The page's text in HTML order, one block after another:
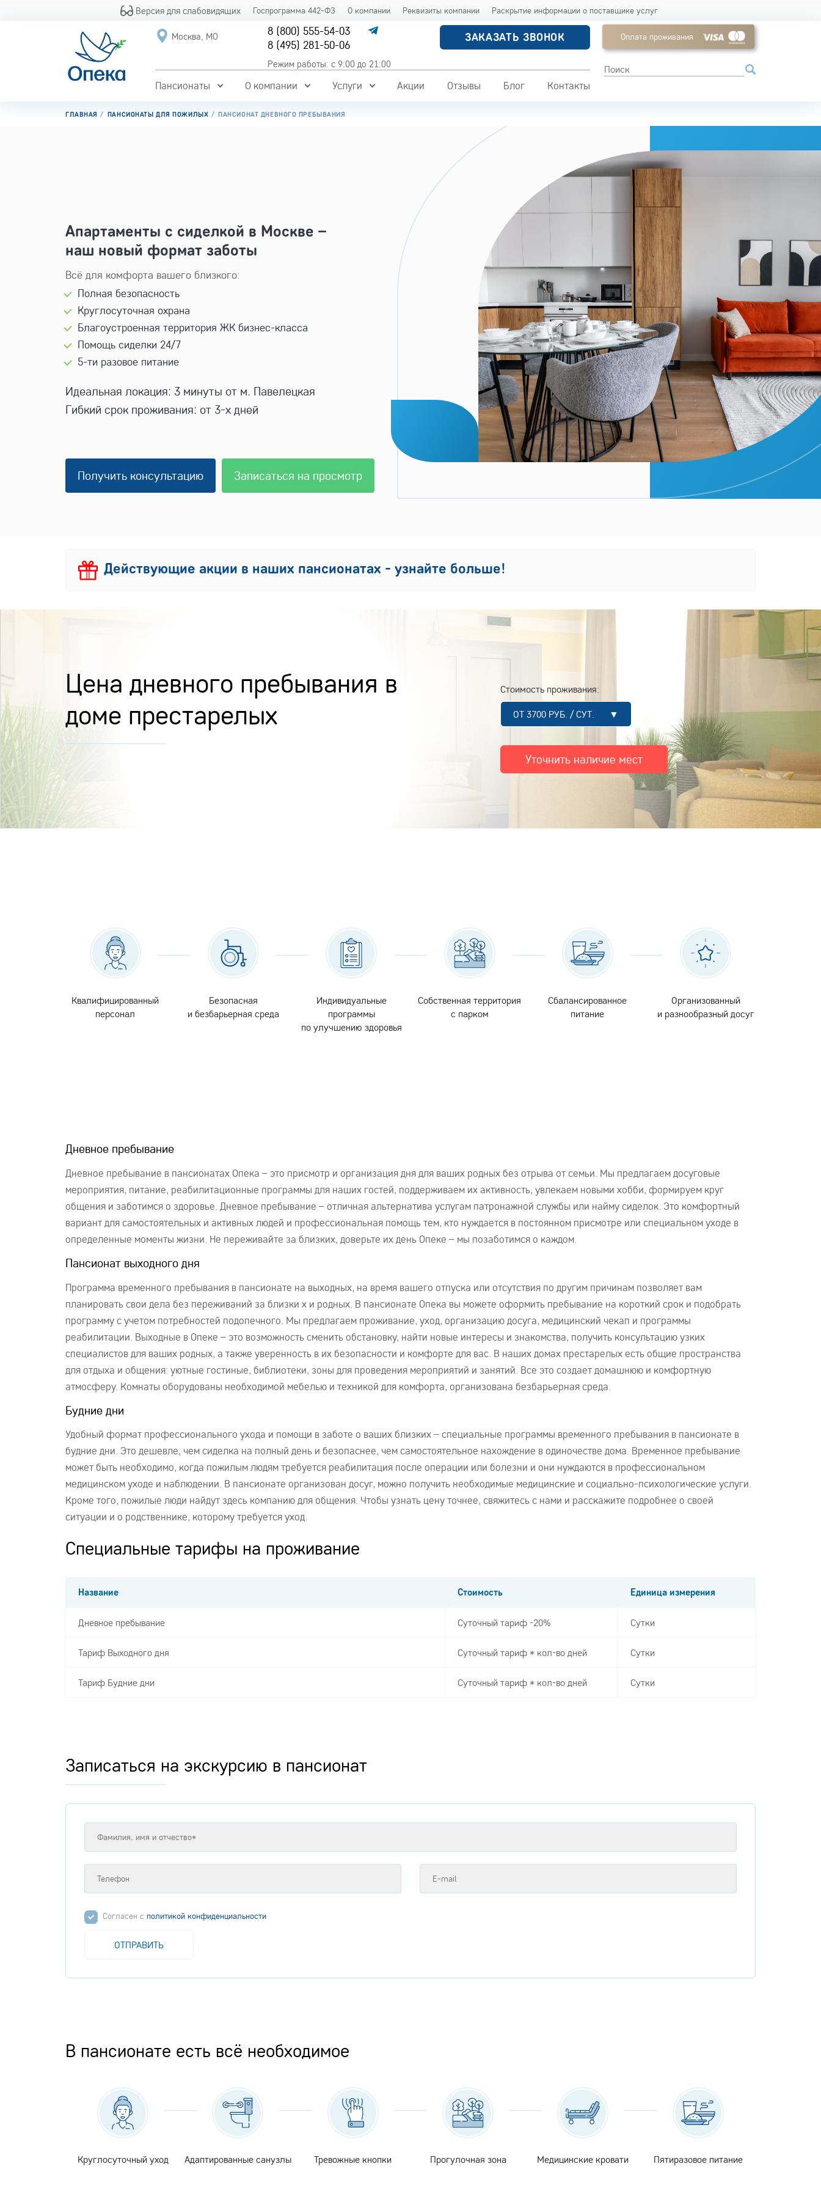
Версия для слабовидящих Госпрограмма 442-ФЗ О компании Реквизиты компании Раскрытие информации о поставщике услуг
Москва, МО
8 (800) 555-54-03
8 (495) 281-50-06
Режим работы: с 9:00 до 21:00
ЗАКАЗАТЬ ЗВОНОК
Пансионаты О компании Услуги Акции Отзывы Блог Контакты
Оплата проживания
ГЛАВНАЯ ПАНСИОНАТЫ ДЛЯ ПОЖИЛЫХ ПАНСИОНАТ ДНЕВНОГО ПРЕБЫВАНИЯ
Апартаменты с сиделкой в Москве –
наш новый формат заботы
Всё для комфорта вашего близкого:
Полная безопасность
Круглосуточная охрана
Благоустроенная территория ЖК бизнес-класса
Помощь сиделки 24/7
5-ти разовое питание
Идеальная локация: 3 минуты от м. Павелецкая
Гибкий срок проживания: от 3-х дней
Получить консультацию Записаться на просмотр
Действующие акции в наших пансионатах - узнайте больше!
Цена дневного пребывания в
доме престарелых
Стоимость проживания:
ОТ 3700 РУБ. / СУТ. ▼
Уточнить наличие мест
Квалифицированный
персонал
Безопасная
и безбарьерная среда
Индивидуальные
программы
по улучшению здоровья
Собственная территория
с парком
Сбалансированное
питание
Организованный
и разнообразный досуг
Дневное пребывание
Дневное пребывание в пансионатах Опека – это присмотр и организация дня для ваших родных без отрыва от семьи. Мы предлагаем досуговые
мероприятия, питание, реабилитационные программы для наших гостей, поддерживаем их активность, увлекаем новыми хобби, формируем круг
общения и заботимся о здоровье. Дневное пребывание – отличная альтернатива услугам патронажной службы или найму сиделок. Это комфортный
вариант для самостоятельных и активных людей и профессиональная помощь тем, кто нуждается в постоянном присмотре или специальном уходе в
определенные моменты жизни. Не переживайте за близких, доверьте их день Опеке – мы позаботимся о каждом.
Пансионат выходного дня
Программа временного пребывания в пансионате на выходных, на время вашего отпуска или отсутствия по другим причинам позволяет вам
планировать свои дела без переживаний за близки х и родных. В пансионате Опека вы можете оформить пребывание на короткий срок и подобрать
программу с учетом потребностей подопечного. Мы предлагаем проживание, уход, организацию досуга, медицинский чекап и программы
реабилитации. Выходные в Опеке – это возможность сменить обстановку, найти новые интересы и знакомства, получить консультацию узких
специалистов для ваших родных, а также уверенность в их безопасности и комфорте для вас. В наших домах престарелых есть общие пространства
для отдыха и общения: уютные гостиные, библиотеки, зоны для проведения мероприятий и занятий. Все это создает домашнюю и комфортную
атмосферу. Комнаты оборудованы необходимой мебелью и техникой для комфорта, организована безбарьерная среда.
Будние дни
Удобный формат профессионального ухода и помощи в заботе о ваших близких – специальные программы временного пребывания в пансионате в
будние дни. Это дешевле, чем сиделка на полный день и безопаснее, чем самостоятельное нахождение в одиночестве дома. Временное пребывание
может быть необходимо, когда пожилым людям требуется реабилитация после операции или болезни и они нуждаются в профессиональном
медицинском уходе и наблюдении. В пансионате организован досуг, можно получить необходимые медицинские и социально-психологические услуги.
Кроме того, пожилые люди найдут здесь компанию для общения. Чтобы узнать цену точнее, свяжитесь с нами и расскажите подробнее о своей
ситуации и о родственнике, которому требуется уход.
Специальные тарифы на проживание
Название Стоимость Единица измерения
Дневное пребывание Суточный тариф -20% Сутки
Тариф Выходного дня Суточный тариф * кол-во дней Сутки
Тариф Будние дни Суточный тариф * кол-во дней Сутки
Записаться на экскурсию в пансионат
Согласен с политикой конфиденциальности
ОТПРАВИТЬ
В пансионате есть всё необходимое
Круглосуточный уход Адаптированные санузлы Тревожные кнопки Прогулочная зона Медицинские кровати Пятиразовое питание